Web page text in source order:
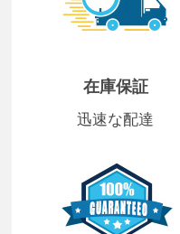
在庫保証
迅速な配達